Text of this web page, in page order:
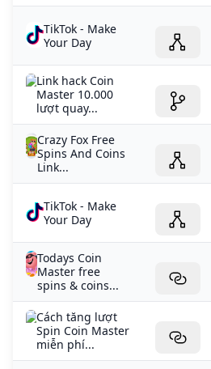
TikTok - Make
Your Day
Link hack Coin
Master 10.000
lượt quay...
Crazy Fox Free
Spins And Coins
Link...
TikTok - Make
Your Day
Todays Coin
Master free
spins & coins...
Cách tăng lượt
Spin Coin Master
miễn phí...